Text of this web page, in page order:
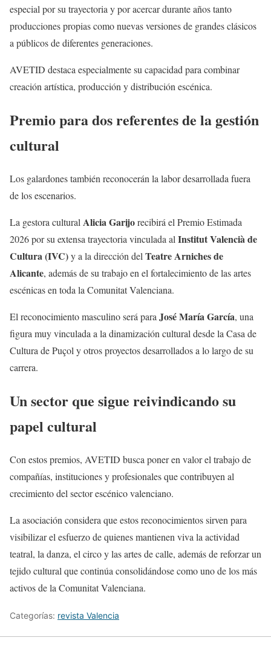
especial por su trayectoria y por acercar durante años tanto
producciones propias como nuevas versiones de grandes clásicos
a públicos de diferentes generaciones.
AVETID destaca especialmente su capacidad para combinar
creación artística, producción y distribución escénica.
Premio para dos referentes de la gestión
cultural
Los galardones también reconocerán la labor desarrollada fuera
de los escenarios.
La gestora cultural Alicia Garijorecibirá el Premio Estimada
2026 por su extensa trayectoria vinculada al Institut Valencià de
Cultura (IVC)y a la dirección del Teatre Arniches de
Alicante, además de su trabajo en el fortalecimiento de las artes
escénicas en toda la Comunitat Valenciana.
El reconocimiento masculino será para José María García, una
figura muy vinculada a la dinamización cultural desde la Casa de
Cultura de Puçol y otros proyectos desarrollados a lo largo de su
carrera.
Un sector que sigue reivindicando su
papel cultural
Con estos premios, AVETID busca poner en valor el trabajo de
compañías, instituciones y profesionales que contribuyen al
crecimiento del sector escénico valenciano.
La asociación considera que estos reconocimientos sirven para
visibilizar el esfuerzo de quienes mantienen viva la actividad
teatral, la danza, el circo y las artes de calle, además de reforzar un
tejido cultural que continúa consolidándose como uno de los más
activos de la Comunitat Valenciana.
Categorías: revista Valencia